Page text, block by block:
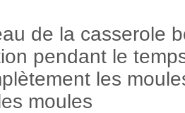
de la casserole
pendant le
les
moules